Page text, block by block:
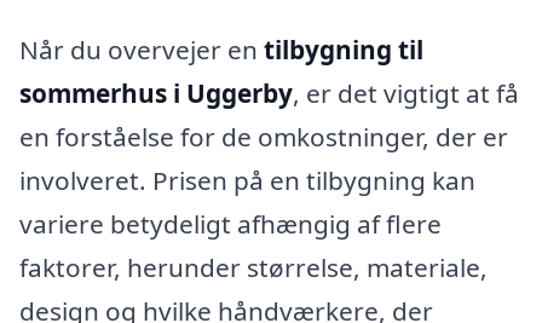
Når du overvejer en tilbygning til
sommerhus i Uggerby, er det vigtigt at få
en forståelse for de omkostninger, der er
involveret. Prisen på en tilbygning kan
variere betydeligt afhængig af flere
faktorer, herunder størrelse, materiale,
design og hvilke håndværkere, der